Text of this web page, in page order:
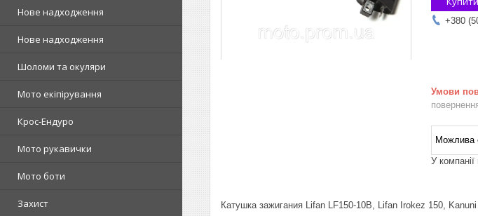
Нове надходження
Нове надходження
Шоломи та окуляри
Мото екіпірування
Крос-Ендуро
Мото рукавички
Мото боти
Захист
+380
У
Катушка зажигания Lifan LF150-10B, Lifan Irokez 150,